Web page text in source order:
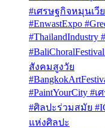
#เศรษฐกิจหมุนเวี
#EnwastExpo
สังคมสูงวัย
#PaintYourCity #
#ศิลปะร่วมสมัย
แห่งศิลปะ